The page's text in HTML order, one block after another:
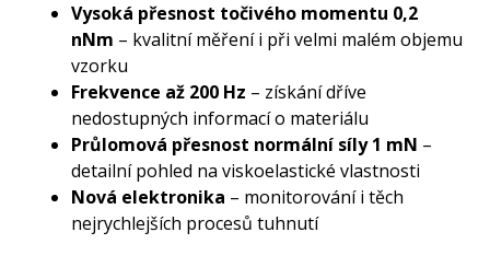
Vysoká přesnost točivého momentu 0,2
nNm – kvalitní měření i při velmi malém objemu
vzorku
Frekvence až 200 Hz – získání dříve
nedostupných informací o materiálu
Průlomová přesnost normální síly 1 mN –
detailní pohled na viskoelastické vlastnosti
Nová elektronika – monitorování i těch
nejrychlejších procesů tuhnutí